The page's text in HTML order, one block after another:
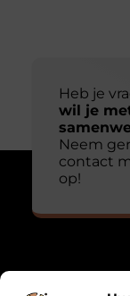
Heb je
wil je
Neem
contact
op!